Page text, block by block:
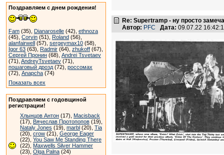
Поздравляем с днем рождения!
Fam (35), Dianaroselle (42), ethnoza
(45), Corvin (51), Roland (56),
alanfairwell (57), sergeymax10 (58),
Igor 63 (63), Radmir (64), zhukoff (67),
Сергей Пронин (68), Andrei Tsvetaev
(71), AndreyTsvetaev (71),
пошаговый дрозд (72), россомах
(72), Anapcha (74)
Показать всех
Поздравляем с годовщиной
регистрации!
Хлынцов Антон (17), Macisback
(17), Вячеслав Протопопов (19),
Nataly Jones (19), marbl (20), Tia
(20), crow (21), George Eager
(22), You Saw Me Standing There
(22), Maxwells Silver Hammer
(23), Olga Palna (24)
Re: Supertramp - ну просто
Автор: PFC Дата: 09.07.22